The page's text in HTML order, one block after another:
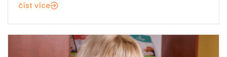
číst více